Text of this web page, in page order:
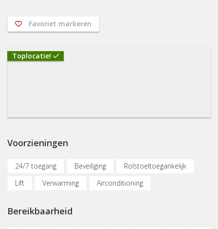
Favoriet markeren
Toplocatie!
Voorzieningen
24/7 toegang Beveiliging
Rolstoeltoegankelijk
Lift
Verwarming
Airconditioning
Fietsenstalling
Bereikbaarheid